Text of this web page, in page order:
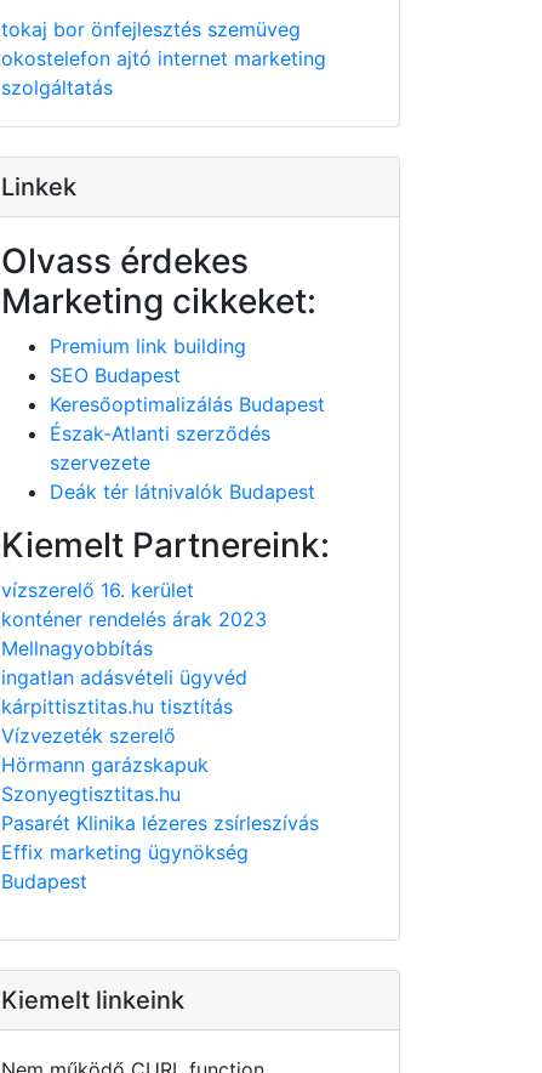
tokaj bor önfejlesztés szemüveg
okostelefon ajtó internet marketing
szolgáltatás
Linkek
Olvass érdekes
Marketing cikkeket:
Premium link building
SEO Budapest
Keresőoptimalizálás Budapest
Észak-Atlanti szerződés
szervezete
Deák tér látnivalók Budapest
Kiemelt Partnereink:
vízszerelő 16. kerület
konténer rendelés árak 2023
Mellnagyobbítás
ingatlan adásvételi ügyvéd
kárpittisztitas.hu tisztítás
Vízvezeték szerelő
Hörmann garázskapuk
Szonyegtisztitas.hu
Pasarét Klinika lézeres zsírleszívás
Effix marketing ügynökség
Budapest
Kiemelt linkeink